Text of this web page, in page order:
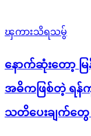
ၾကားသိရသမွ်
နောက်ဆုံးတော့ မ
အဓိကဖြစ်တဲ့ ရန်ကု
သတိပေးချက်တွေ